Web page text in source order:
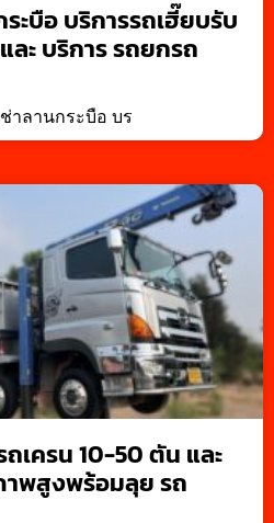
ะบือ บริการรถเฮี๊ยบรับ
ละ บริการ รถยกรถ
ช่าลานกระบือ บร
เครน 10-50 ตัน และ
พสูงพร้อมลุย รถ